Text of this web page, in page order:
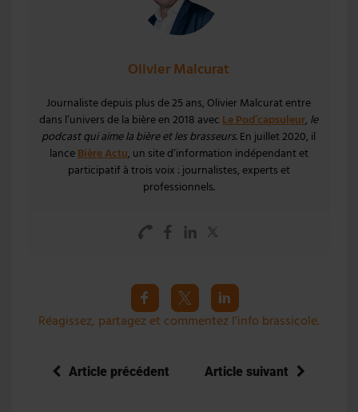
Olivier Malcurat
Journaliste depuis plus de 25 ans, Olivier Malcurat entre
dans l’univers de la bière en 2018 avec Le Pod’capsuleur, le
podcast qui aime la bière et les brasseurs. En juillet 2020, il
lance Bière Actu, un site d’information indépendant et
participatif à trois voix : journalistes, experts et
professionnels.
Réagissez, partagez et commentez l’info brassicole.
Article précédent Article suivant